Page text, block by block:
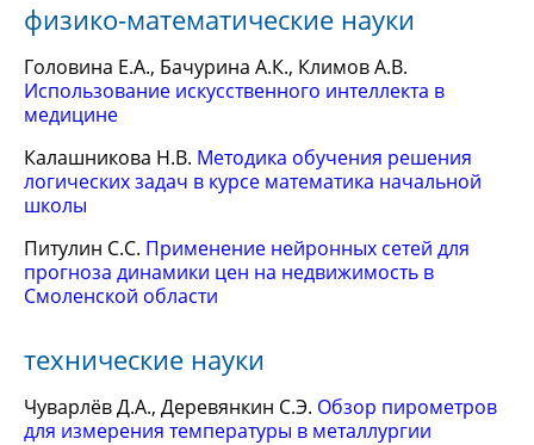
физико-математические науки
Головина Е.А., Бачурина А.К., Климов А.В.
Использование искусственного интеллекта в
медицине
Калашникова Н.В. Методика обучения решения
логических задач в курсе математика начальной
школы
Питулин С.С. Применение нейронных сетей для
прогноза динамики цен на недвижимость в
Смоленской области
технические науки
Чуварлёв Д.А., Деревянкин С.Э. Обзор пирометров
для измерения температуры в металлургии